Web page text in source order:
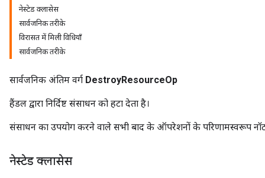
नेस्टेड क्लासेस
सार्वजनिक तरीके
विरासत में मिली विधियाँ
सार्वजनिक तरीके
सार्वजनिक अंतिम वर्ग DestroyResourceOp
हैंडल द्वारा निर्दिष्ट संसाधन को हटा देता है।
संसाधन का उपयोग करने वाले सभी बाद के ऑपरेशनों के परिणामस्वरूप
नेस्टेड क्लासेस